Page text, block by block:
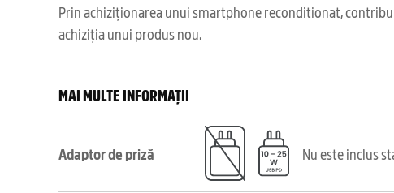
Prin achiziționarea unui smartphone reconditionat,
achiziția unui produs nou.
MAI MULTE INFORMAȚII
Adaptor de priză Nu este inclus